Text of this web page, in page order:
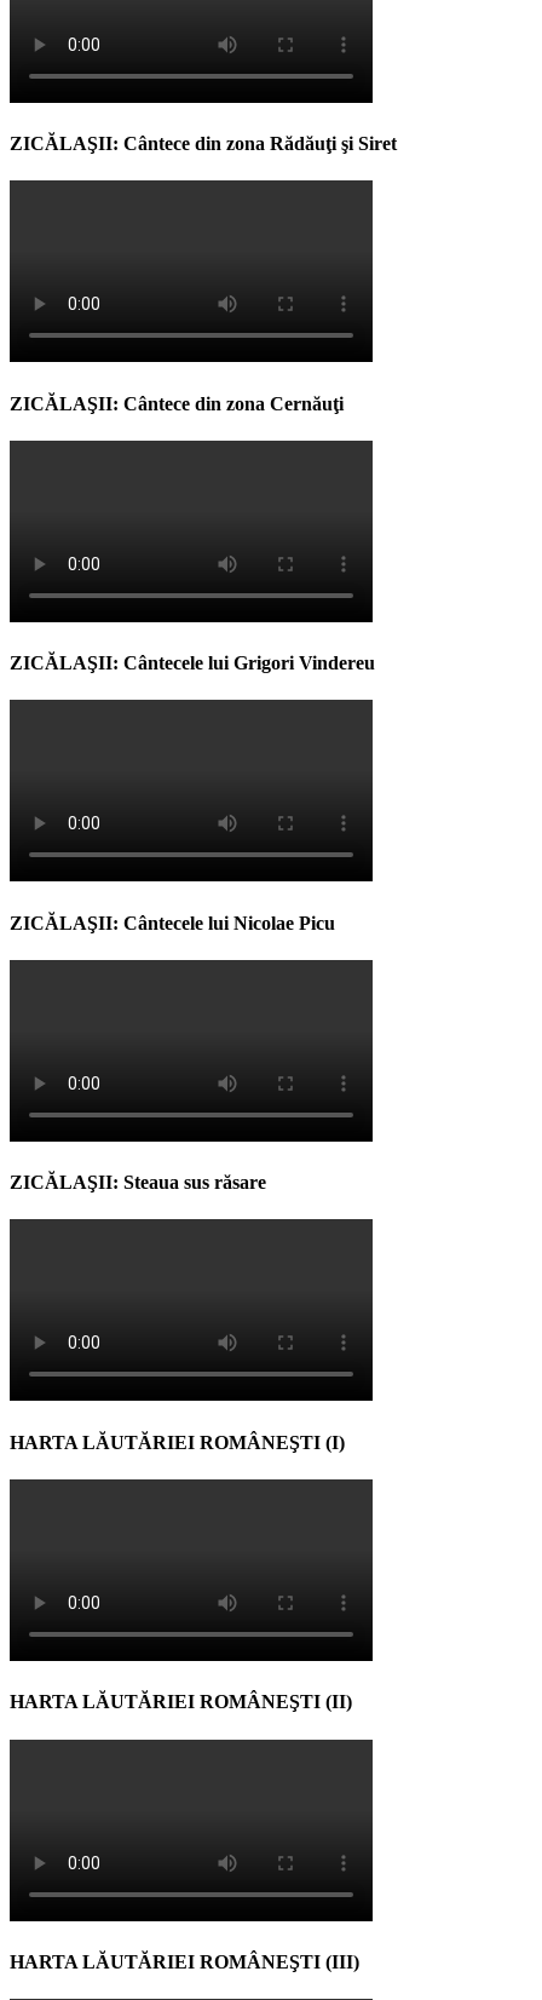
ZICĂLAŞII: Cântece din zona Rădăuţi şi Siret
ZICĂLAŞII: Cântece din zona Cernăuţi
ZICĂLAŞII: Cântecele lui Grigori Vindereu
ZICĂLAŞII: Cântecele lui Nicolae Picu
ZICĂLAŞII: Steaua sus răsare
HARTA LĂUTĂRIEI ROMÂNEŞTI (I)
HARTA LĂUTĂRIEI ROMÂNEŞTI (II)
HARTA LĂUTĂRIEI ROMÂNEŞTI (III)